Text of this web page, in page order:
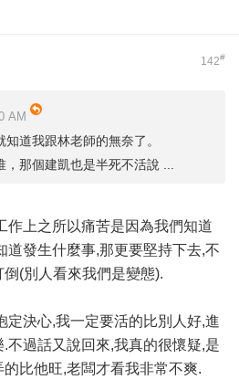
142#
AM
道我跟林老師的無奈了。
那個建凱也是半死不活說 ...
作上之所以痛苦是因為我們知道
道發生什麼事,那更要堅持下去,不
(別人看來我們是變態).
定決心,我一定要活的比別人好,進
不過話又說回來,我真的很懷疑,是
比他旺,老闆才看我非常不爽.